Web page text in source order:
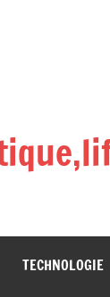
TECHNOLOGIE